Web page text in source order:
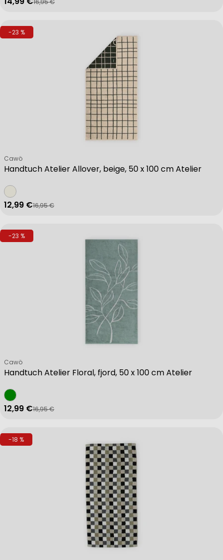
Verkaufspreis
Regulärer Preis
-23 %
Handtuch Atelier Allover, beige, 50 x 100 cm Atelier
Verkäufer:
Cawö
Verkaufspreis
12,99 €
Regulärer Preis
16,95 €
-23 %
Handtuch Atelier Floral, fjord, 50 x 100 cm Atelier
Verkäufer:
Cawö
Verkaufspreis
12,99 €
Regulärer Preis
16,95 €
-18 %